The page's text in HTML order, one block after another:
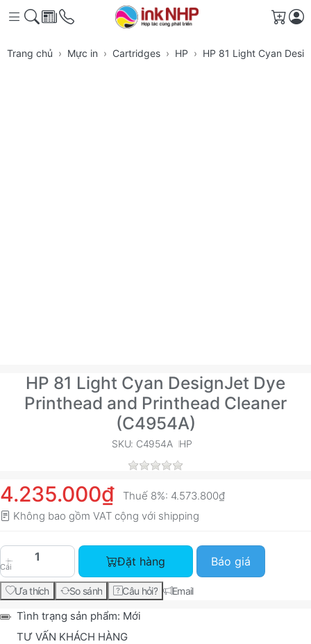
Giỏ
Trang chủ Mực in Cartridges HP HP 81 Light Cyan
HP 81 Light Cyan DesignJet Dye
Printhead and Printhead Cleaner
(C4954A)
SKU: C4954A HP
4.235.000₫ Thuế 8%: 4.573.800₫
Không bao gồm VAT cộng với shipping
Cái
HP 81 Light Cyan DesignJet Dye Printhead
Đặt hàng Báo giá
Ưa thích So sánh Câu hỏi? Email
Tình trạng sản phẩm: Mới
TƯ VẤN KHÁCH HÀNG